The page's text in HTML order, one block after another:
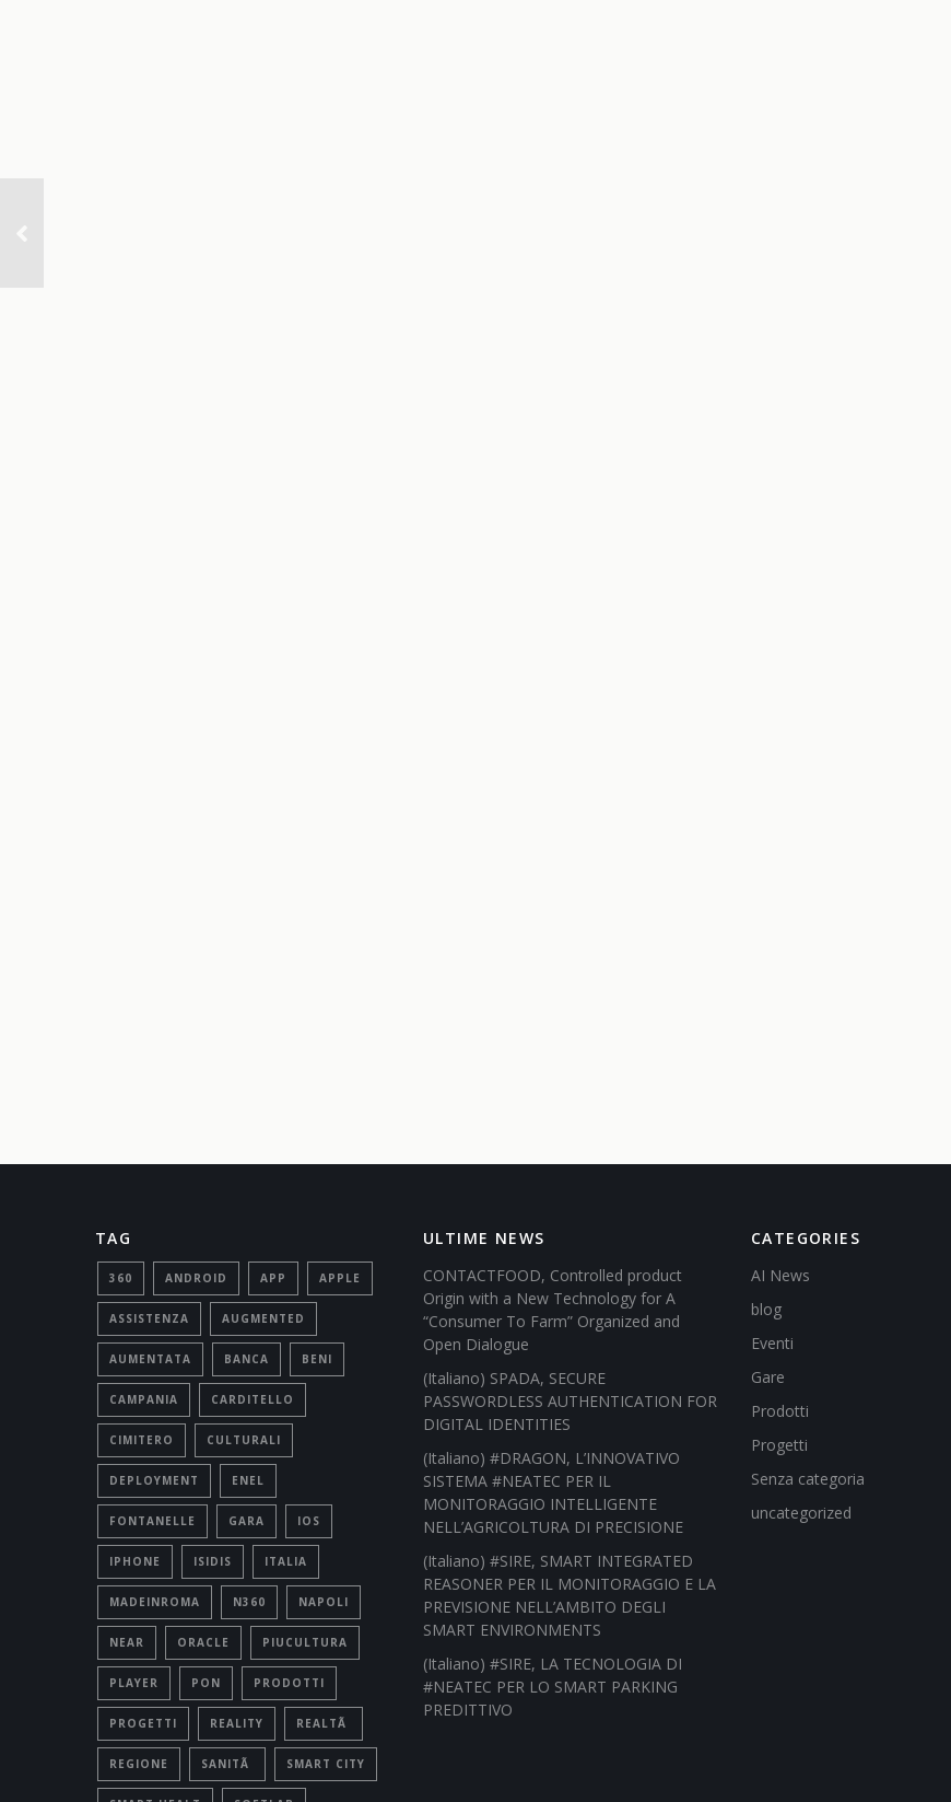
TAG
360 ANDROID APP APPLE
ASSISTENZA AUGMENTED
AUMENTATA BANCA BENI
CAMPANIA CARDITELLO
CIMITERO CULTURALI
DEPLOYMENT ENEL
FONTANELLE GARA IOS
IPHONE ISIDIS ITALIA
MADEINROMA N360 NAPOLI
NEAR ORACLE PIUCULTURA
PLAYER PON PRODOTTI
PROGETTI REALITY REALTÃ
REGIONE SANITÃ SMART CITY
ULTIME NEWS
CONTACTFOOD, Controlled product
Origin with a New Technology for A
“Consumer To Farm” Organized and
Open Dialogue
(Italiano) SPADA, SECURE
PASSWORDLESS AUTHENTICATION FOR
DIGITAL IDENTITIES
(Italiano) #DRAGON, L’INNOVATIVO
SISTEMA #NEATEC PER IL
MONITORAGGIO INTELLIGENTE
NELL’AGRICOLTURA DI PRECISIONE
(Italiano) #SIRE, SMART INTEGRATED
REASONER PER IL MONITORAGGIO E LA
PREVISIONE NELL’AMBITO DEGLI
SMART ENVIRONMENTS
(Italiano) #SIRE, LA TECNOLOGIA DI
#NEATEC PER LO SMART PARKING
PREDITTIVO
CATEGORIES
AI News
blog
Eventi
Gare
Prodotti
Progetti
Senza categoria
uncategorized